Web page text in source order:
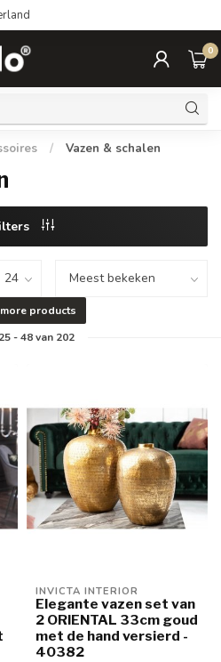
vanaf €99.- België vanaf €999,-
0
/ Vazen & schalen
products
25-48van 202
INVICTA INTERIOR
Elegante vazen set van
2 ORIENTAL 33cm goud
met de hand versierd -
40382